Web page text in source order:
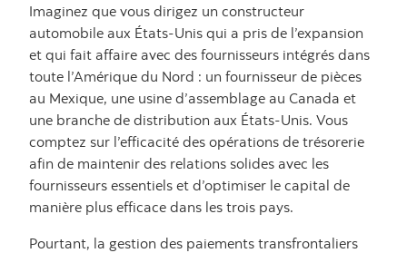
Imaginez que vous dirigez un constructeur
automobile aux États-Unis qui a pris de l’expansion
et qui fait affaire avec des fournisseurs intégrés dans
toute l’Amérique du Nord : un fournisseur de pièces
au Mexique, une usine d’assemblage au Canada et
une branche de distribution aux États-Unis. Vous
comptez sur l’efficacité des opérations de trésorerie
afin de maintenir des relations solides avec les
fournisseurs essentiels et d’optimiser le capital de
manière plus efficace dans les trois pays.
Pourtant, la gestion des paiements transfrontaliers